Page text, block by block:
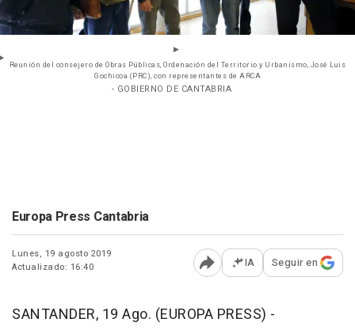
Reunión del consejero de Obras Públicas, Ordenación del Territorio y Urbanismo, José Luis
Gochicoa (PRC), con representantes de ARCA
- GOBIERNO DE CANTABRIA
Europa Press Cantabria
Lunes, 19 agosto 2019
Actualizado: 16:40
Abrir opciones para
IA Seguir en
SANTANDER, 19 Ago. (EUROPA PRESS) -